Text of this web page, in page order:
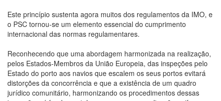
Este princípio sustenta agora muitos dos regulamentos da IMO, e
o PSC tornou-se um elemento essencial do cumprimento
internacional das normas regulamentares.
Reconhecendo que uma abordagem harmonizada na realização,
pelos Estados-Membros da União Europeia, das inspeções pelo
Estado do porto aos navios que escalem os seus portos evitará
distorções da concorrência e que a existência de um quadro
jurídico comunitário, harmonizando os procedimentos dessas